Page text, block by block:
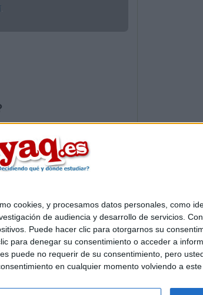
cookies, y procesamos datos personales, como
de audiencia y desarrollo de servicios.
Puede hacer clic para otorgarnos su
para denegar su consentimiento o acceder a
puede no requerir de su consentimiento, pero
en cualquier momento volviendo a
|Contactar|Anúnciate
|Condiciones generales|Política de cookies
de León 47 - 28006 Madrid [ESPAÑA] - Tel. +34